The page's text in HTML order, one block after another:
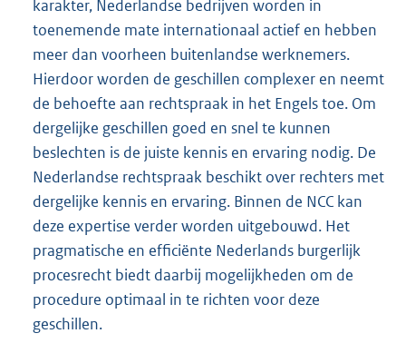
karakter, Nederlandse bedrijven worden in
toenemende mate internationaal actief en hebben
meer dan voorheen buitenlandse werknemers.
Hierdoor worden de geschillen complexer en neemt
de behoefte aan rechtspraak in het Engels toe. Om
dergelijke geschillen goed en snel te kunnen
beslechten is de juiste kennis en ervaring nodig. De
Nederlandse rechtspraak beschikt over rechters met
dergelijke kennis en ervaring. Binnen de NCC kan
deze expertise verder worden uitgebouwd. Het
pragmatische en efficiënte Nederlands burgerlijk
procesrecht biedt daarbij mogelijkheden om de
procedure optimaal in te richten voor deze
geschillen.